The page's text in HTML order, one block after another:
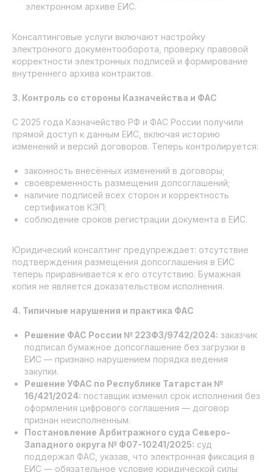
электронном архиве ЕИС.
Консалтинговые услуги включают настройку
электронного документооборота, проверку правовой
корректности электронных подписей и формирование
внутреннего архива контрактов.
3. Контроль со стороны Казначейства и ФАС
С 2025 года Казначейство РФ и ФАС России получили
прямой доступ к данным ЕИС, включая историю
изменений и версий договоров. Теперь контролируется:
законность внесённых изменений в договоры;
своевременность размещения допсоглашений;
наличие подписей всех сторон и корректность
сертификатов КЭП;
соблюдение сроков регистрации документа в ЕИС.
Юридический консалтинг предупреждает: отсутствие
подтверждения размещения допсоглашения в ЕИС
теперь приравнивается к его отсутствию. Бумажная
копия не является доказательством исполнения.
4. Типичные нарушения и практика ФАС
Решение ФАС России № 223ФЗ/9742/2024: заказчик
подписал бумажное допсоглашение без загрузки в
ЕИС — признано нарушением порядка ведения
закупки.
Решение УФАС по Республике Татарстан №
16/421/2024: поставщик изменил срок исполнения без
оформления цифрового соглашения — договор
признан неисполненным.
Постановление Арбитражного суда Северо-
Западного округа № Ф07-10241/2025: суд
поддержал ФАС, указав, что электронная фиксация в
ЕИС — обязательное условие юридической силы